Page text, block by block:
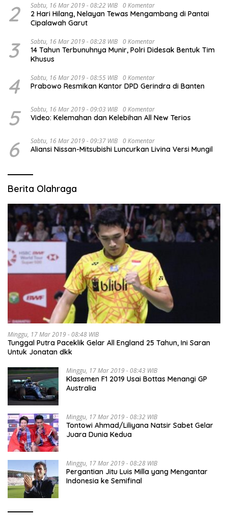
2 Sabtu, 16 Mar 2019 - 08:22 WIB 0 Komentar
2 Hari Hilang, Nelayan Tewas Mengambang di Pantai
Cipalawah Garut
3 Sabtu, 16 Mar 2019 - 08:28 WIB 0 Komentar
14 Tahun Terbunuhnya Munir, Polri Didesak Bentuk Tim
Khusus
4 Sabtu, 16 Mar 2019 - 08:55 WIB 0 Komentar
Prabowo Resmikan Kantor DPD Gerindra di Banten
5 Sabtu, 16 Mar 2019 - 09:03 WIB 0 Komentar
Video: Kelemahan dan Kelebihan All New Terios
6 Sabtu, 16 Mar 2019 - 09:37 WIB 0 Komentar
Aliansi Nissan-Mitsubishi Luncurkan Livina Versi Mungil
Berita Olahraga
Minggu, 17 Mar 2019 - 08:48 WIB
Tunggal Putra Paceklik Gelar All England 25 Tahun, Ini Saran
Untuk Jonatan dkk
Minggu, 17 Mar 2019 - 08:43 WIB
Klasemen F1 2019 Usai Bottas Menangi GP
Australia
Minggu, 17 Mar 2019 - 08:32 WIB
Tontowi Ahmad/Liliyana Natsir Sabet Gelar
Juara Dunia Kedua
Minggu, 17 Mar 2019 - 08:28 WIB
Pergantian Jitu Luis Milla yang Mengantar
Indonesia ke Semifinal